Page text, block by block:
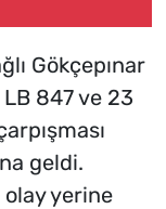
Gökçepınar
847 ve 23
geldi.
yerine